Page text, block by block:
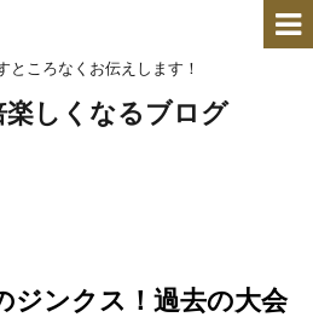
ところなくお伝えします！
楽しくなるブログ
ジンクス！過去の大会